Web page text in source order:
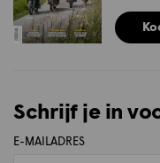
Schrijf je in
E-MAILADRES